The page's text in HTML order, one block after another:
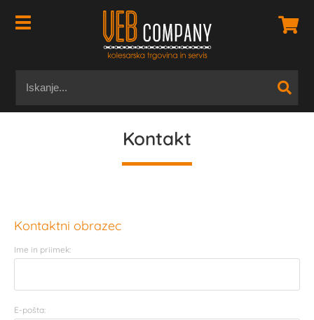
Kontakt
Kontaktni obrazec
Ime in priimek:
E-pošta: